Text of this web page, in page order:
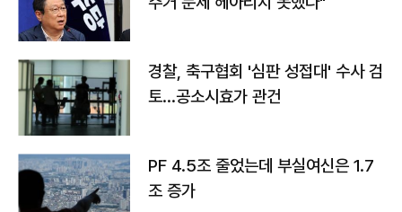
경찰, 축구협회 '심판 성접대' 수사 검
토…공소시효가 관건
PF 4.5조 줄었는데 부실여신은 1.7
조 증가